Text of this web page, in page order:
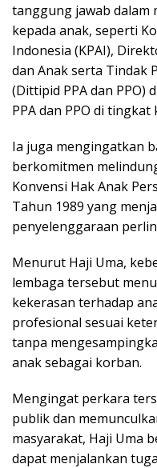
tanggung jawab dalam
kepada anak, seperti
Indonesia (KPAI),
dan Anak serta Tindak
(Dittipid PPA dan
PPA dan PPO di
Ia juga mengingatkan
berkomitmen
Konvensi Hak Anak
Tahun 1989 yang
penyelenggaraan
Menurut Haji Uma,
lembaga tersebut
kekerasan terhadap
profesional sesuai
tanpa
anak sebagai korban.
Mengingat perkara
publik dan
masyarakat, Haji Uma
dapat menjalankan